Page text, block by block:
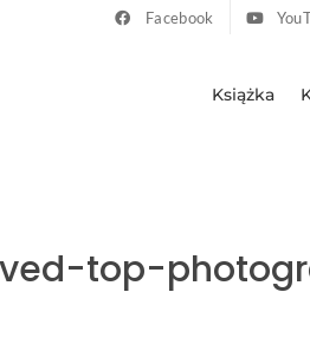
Facebook
Książka
top-